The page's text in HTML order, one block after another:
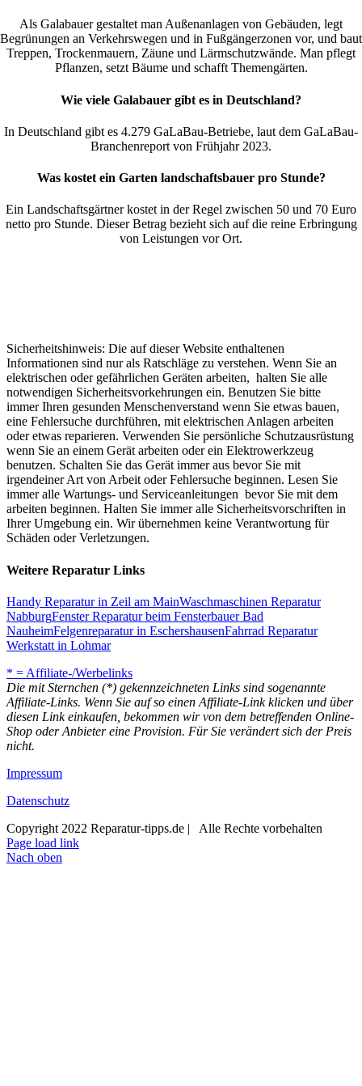
Als Galabauer gestaltet man Außenanlagen von Gebäuden, legt
Begrünungen an Verkehrswegen und in Fußgängerzonen vor, und baut
Treppen, Trockenmauern, Zäune und Lärmschutzwände. Man pflegt
Pflanzen, setzt Bäume und schafft Themengärten.
Wie viele Galabauer gibt es in Deutschland?
In Deutschland gibt es 4.279 GaLaBau-Betriebe, laut dem GaLaBau-
Branchenreport von Frühjahr 2023.
Was kostet ein Garten landschaftsbauer pro Stunde?
Ein Landschaftsgärtner kostet in der Regel zwischen 50 und 70 Euro
netto pro Stunde. Dieser Betrag bezieht sich auf die reine Erbringung
von Leistungen vor Ort.
Sicherheitshinweis: Die auf dieser Website enthaltenen
Informationen sind nur als Ratschläge zu verstehen. Wenn Sie an
elektrischen oder gefährlichen Geräten arbeiten, halten Sie alle
notwendigen Sicherheitsvorkehrungen ein. Benutzen Sie bitte
immer Ihren gesunden Menschenverstand wenn Sie etwas bauen,
eine Fehlersuche durchführen, mit elektrischen Anlagen arbeiten
oder etwas reparieren. Verwenden Sie persönliche Schutzausrüstung
wenn Sie an einem Gerät arbeiten oder ein Elektrowerkzeug
benutzen. Schalten Sie das Gerät immer aus bevor Sie mit
irgendeiner Art von Arbeit oder Fehlersuche beginnen. Lesen Sie
immer alle Wartungs- und Serviceanleitungen bevor Sie mit dem
arbeiten beginnen. Halten Sie immer alle Sicherheitsvorschriften in
Ihrer Umgebung ein. Wir übernehmen keine Verantwortung für
Schäden oder Verletzungen.
Weitere Reparatur Links
Handy Reparatur in Zeil am MainWaschmaschinen Reparatur
NabburgFenster Reparatur beim Fensterbauer Bad
NauheimFelgenreparatur in EschershausenFahrrad Reparatur
Werkstatt in Lohmar
* = Affiliate-/Werbelinks
Die mit Sternchen (*) gekennzeichneten Links sind sogenannte
Affiliate-Links. Wenn Sie auf so einen Affiliate-Link klicken und über
diesen Link einkaufen, bekommen wir von dem betreffenden Online-
Shop oder Anbieter eine Provision. Für Sie verändert sich der Preis
nicht.
Impressum
Datenschutz
Copyright 2022 Reparatur-tipps.de | Alle Rechte vorbehalten
Page load link
Nach oben